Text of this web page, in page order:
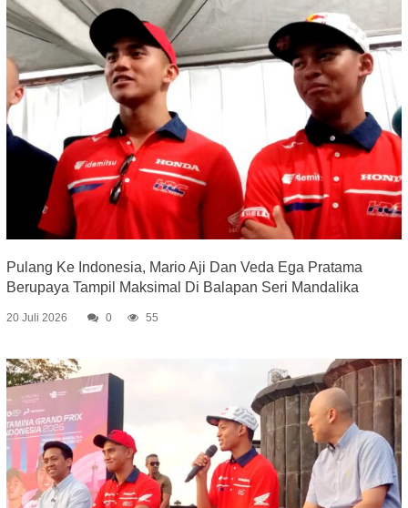
Pulang Ke Indonesia, Mario Aji Dan Veda Ega Pratama
Berupaya Tampil Maksimal Di Balapan Seri Mandalika
20 Juli 2026 0 55